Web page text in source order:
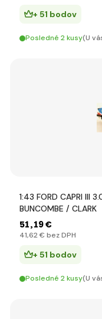
+ 51 bodov
Posledné 2 kusy(U
1:43 FORD CAPRI III
BUNCOMBE / CLARK
51,19 €
41,62 € bez DPH
+ 51 bodov
Posledné 2 kusy(U